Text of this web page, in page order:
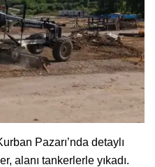
Pazarı’nda detaylı
alanı tankerlerle yıkadı.